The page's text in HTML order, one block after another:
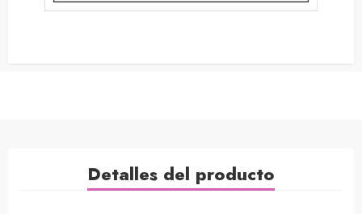
Detalles del producto